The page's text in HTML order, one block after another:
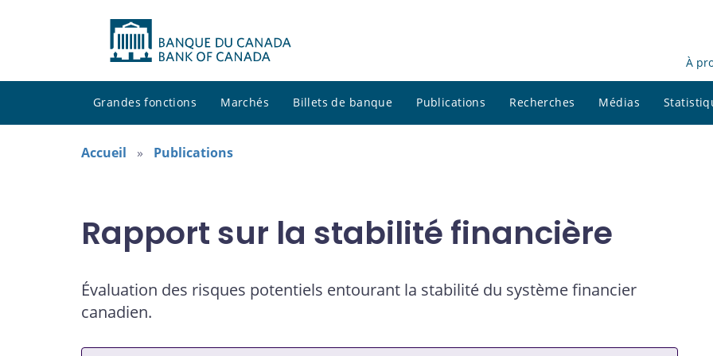
À
Grandes fonctions Marchés Billets de banque Publications Recherches Médias
Accueil Publications
Rapport sur la stabilité financière
Évaluation des risques potentiels entourant la stabilité du système financier
canadien.